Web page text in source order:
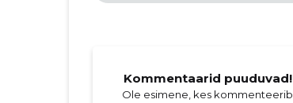
Kommentaarid puuduvad!
Ole esimene, kes kommenteerib